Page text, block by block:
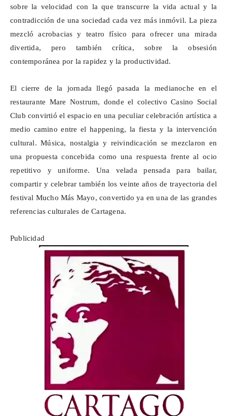
sobre la velocidad con la que transcurre la vida actual y la
contradicción de una sociedad cada vez más inmóvil. La pieza
mezcló acrobacias y teatro físico para ofrecer una mirada
divertida, pero también crítica, sobre la obsesión
contemporánea por la rapidez y la productividad.
El cierre de la jornada llegó pasada la medianoche en el
restaurante Mare Nostrum, donde el colectivo Casino Social
Club convirtió el espacio en una peculiar celebración artística a
medio camino entre el happening, la fiesta y la intervención
cultural. Música, nostalgia y reivindicación se mezclaron en
una propuesta concebida como una respuesta frente al ocio
repetitivo y uniforme. Una velada pensada para bailar,
compartir y celebrar también los veinte años de trayectoria del
festival Mucho Más Mayo, convertido ya en una de las grandes
referencias culturales de Cartagena.
Publicidad